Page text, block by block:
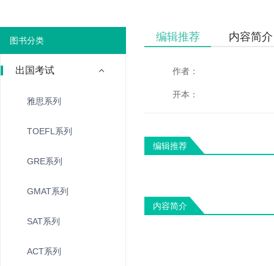
图书分类
出国考试
雅思系列
TOEFL系列
GRE系列
GMAT系列
SAT系列
ACT系列
编辑推荐 内容简介
作者：
开本：
编辑推荐
内容简介